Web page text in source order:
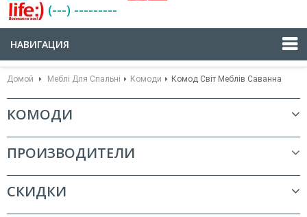
(---) ---------
НАВИГАЦИЯ
Домой Меблі Для Спальні Комоди Комод Світ Меблів Саванна
КОМОДИ
ПРОИЗВОДИТЕЛИ
СКИДКИ